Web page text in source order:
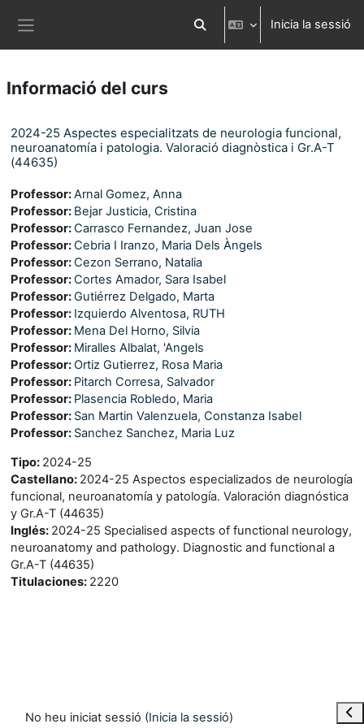
Commuta l'entrada de la cerca
Inicia la sessió
Informació del curs
2024-25 Aspectes especialitzats de neurologia funcional,
neuroanatomía i patologia. Valoració diagnòstica i Gr.A-T
(44635)
Professor:Arnal Gomez, Anna
Professor: Bejar Justicia, Cristina
Professor:Carrasco Fernandez, Juan Jose
Professor:Cebria I Iranzo, Maria Dels Àngels
Professor:Cezon Serrano, Natalia
Professor:Cortes Amador, Sara Isabel
Professor:Gutiérrez Delgado, Marta
Professor: Izquierdo Alventosa, RUTH
Professor: Mena Del Horno, Silvia
Professor: Miralles Albalat, 'Angels
Professor:Ortiz Gutierrez, Rosa Maria
Professor: Pitarch Corresa, Salvador
Professor: Plasencia Robledo, Maria
Professor: San Martin Valenzuela, Constanza Isabel
Professor: Sanchez Sanchez, Maria Luz
Tipo: 2024-25
Castellano: 2024-25 Aspectos especializados de neurología
funcional, neuroanatomía y patología. Valoración diagnóstica
y Gr.A-T (44635)
Inglés: 2024-25 Specialised aspects of functional neurology,
neuroanatomy and pathology. Diagnostic and functional a
Gr.A-T (44635)
Titulaciones: 2220
No heu iniciat sessió (Inicia la sessió)